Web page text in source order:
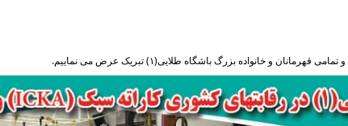
و خانواده بزرگ باشگاه طلایی(۱) تبریک عرض می نماییم.